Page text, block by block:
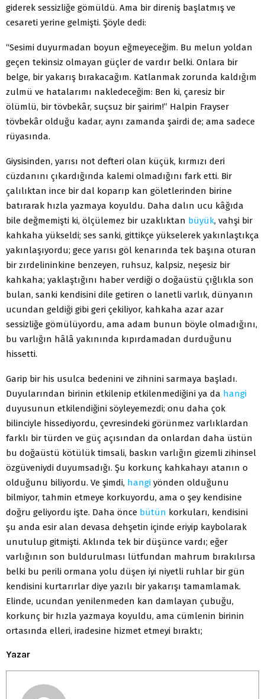
giderek sessizliğe gömüldü. Ama bir direniş başlatmış ve
cesareti yerine gelmişti. Şöyle dedi:
“Sesimi duyurmadan boyun eğmeyeceğim. Bu melun yoldan
geçen tekinsiz olmayan güçler de vardır belki. Onlara bir
belge, bir yakarış bırakacağım. Katlanmak zorunda kaldığım
zulmü ve hatalarımı nakledeceğim: Ben ki, çaresiz bir
ölümlü, bir tövbekâr, suçsuz bir şairim!” Halpin Frayser
tövbekâr olduğu kadar, aynı zamanda şairdi de; ama sadece
rüyasında.
Giysisinden, yarısı not defteri olan küçük, kırmızı deri
cüzdanını çıkardığında kalemi olmadığını fark etti. Bir
çalılıktan ince bir dal koparıp kan göletlerinden birine
batırarak hızla yazmaya koyuldu. Daha dalın ucu kâğıda
bile değmemişti ki, ölçülemez bir uzaklıktan büyük, vahşi bir
kahkaha yükseldi; ses sanki, gittikçe yükselerek yakınlaştıkça
yakınlaşıyordu; gece yarısı göl kenarında tek başına oturan
bir zırdelininkine benzeyen, ruhsuz, kalpsiz, neşesiz bir
kahkaha; yaklaştığını haber verdiği o doğaüstü çığlıkla son
bulan, sanki kendisini dile getiren o lanetli varlık, dünyanın
ucundan geldiği gibi geri çekiliyor, kahkaha azar azar
sessizliğe gömülüyordu, ama adam bunun böyle olmadığını,
bu varlığın hâlâ yakınında kıpırdamadan durduğunu
hissetti.
Garip bir his usulca bedenini ve zihnini sarmaya başladı.
Duyularından birinin etkilenip etkilenmediğini ya da hangi
duyusunun etkilendiğini söyleyemezdi; onu daha çok
bilinciyle hissediyordu, çevresindeki görünmez varlıklardan
farklı bir türden ve güç açısından da onlardan daha üstün
bu doğaüstü kötülük timsali, baskın varlığın gizemli zihinsel
özgüveniydi duyumsadığı. Şu korkunç kahkahayı atanın o
olduğunu biliyordu. Ve şimdi, hangi yönden olduğunu
bilmiyor, tahmin etmeye korkuyordu, ama o şey kendisine
doğru geliyordu işte. Daha önce bütün korkuları, kendisini
şu anda esir alan devasa dehşetin içinde eriyip kaybolarak
unutulup gitmişti. Aklında tek bir düşünce vardı; eğer
varlığının son buldurulması lütfundan mahrum bırakılırsa
belki bu perili ormana yolu düşen iyi niyetli ruhlar bir gün
kendisini kurtarırlar diye yazılı bir yakarışı tamamlamak.
Elinde, ucundan yenilenmeden kan damlayan çubuğu,
korkunç bir hızla yazmaya koyuldu, ama cümlenin birinin
ortasında elleri, iradesine hizmet etmeyi bıraktı;
Yazar